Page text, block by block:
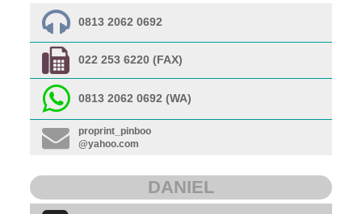
0813 2062 0692
022 253 6220 (FAX)
0813 2062 0692 (WA)
proprint_pinboo
@yahoo.com
DANIEL